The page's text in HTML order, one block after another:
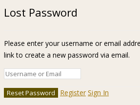
Lost Password
Please enter your username or email
link to create a new password via email.
Register Sign In